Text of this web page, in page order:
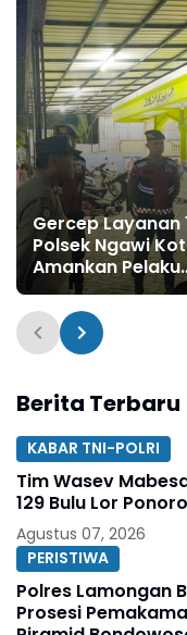
Gercep Layanan
Polsek Ngawi
Amankan Pelaku
Pengambil
Angkringan dan
Angin
Berita Terbaru
KABAR TNI-POLRI
Tim Wasev
129 Bulu Lor
Agustus 07, 2026
PERISTIWA
Polres Lamongan
Prosesi